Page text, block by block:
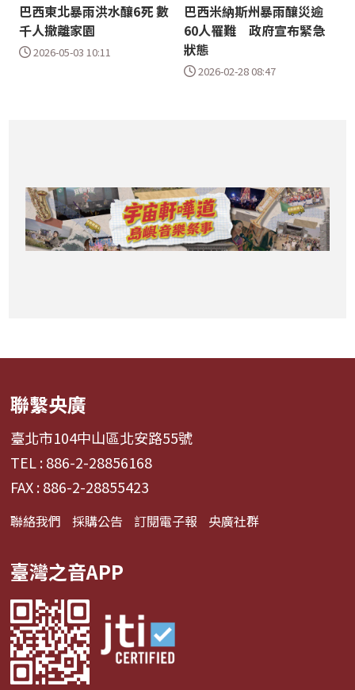
巴西東北暴雨洪水釀6死 數
千人撤離家園
2026-05-03 10:11
巴西米納斯州暴雨釀災逾
60人罹難 政府宣布緊急
狀態
2026-02-28 08:47
聯繫央廣
臺北市104中山區北安路55號
TEL : 886-2-28856168
FAX : 886-2-28855423
聯絡我們 採購公告 訂閱電子報 央廣社群
臺灣之音APP